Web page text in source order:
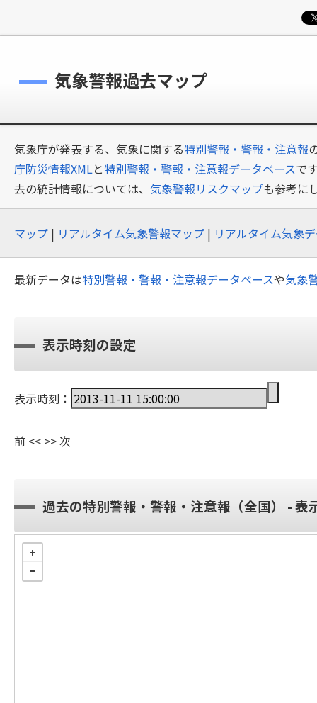
気象警報過去マップ
気象庁が発表する、気象に関する特別警報・警報・注意報
庁防災情報XMLと特別警報・警報・注意報データベースで
去の統計情報については、 気象警報リスクマップも参考に
マップ | リアルタイム気象警報マップ | リアルタイム気象
最新データは特別警報・警報・注意報データベースや気象
表示時刻の設定
表示時刻：
前 << >>次
過去の特別警報・警報・注意報（全国） - 表